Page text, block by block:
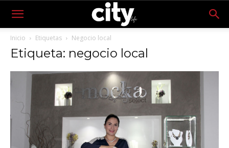
Inicio Etiquetas Negocio local
Etiqueta: negocio local